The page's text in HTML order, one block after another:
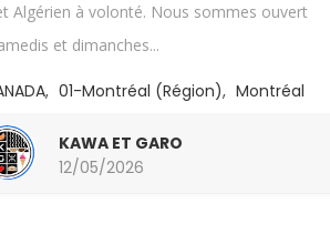
Algérien à volonté. Nous sommes ouvert
et dimanches...
, 01-Montréal (Région), Montréal
KAWA ET GARO
12/05/2026